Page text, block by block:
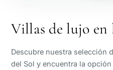
Villas de lujo en
Descubre nuestra selección
del Sol y encuentra la